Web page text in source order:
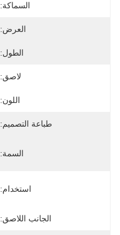
السماكة:
العرض:
الطول:
لاصق:
اللون:
طباعة التصميم:
السمة:
استخدام:
الجانب اللاصق: